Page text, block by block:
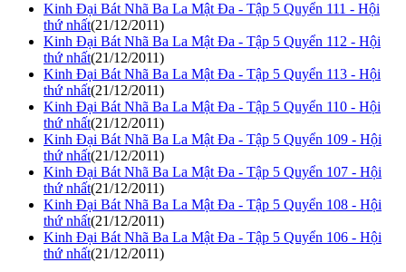
Kinh Đại Bát Nhã Ba La Mật Đa - Tập 5 Quyển 111 - Hội
thứ nhất(21/12/2011)
Kinh Đại Bát Nhã Ba La Mật Đa - Tập 5 Quyển 112 - Hội
thứ nhất(21/12/2011)
Kinh Đại Bát Nhã Ba La Mật Đa - Tập 5 Quyển 113 - Hội
thứ nhất(21/12/2011)
Kinh Đại Bát Nhã Ba La Mật Đa - Tập 5 Quyển 110 - Hội
thứ nhất(21/12/2011)
Kinh Đại Bát Nhã Ba La Mật Đa - Tập 5 Quyển 109 - Hội
thứ nhất(21/12/2011)
Kinh Đại Bát Nhã Ba La Mật Đa - Tập 5 Quyển 107 - Hội
thứ nhất(21/12/2011)
Kinh Đại Bát Nhã Ba La Mật Đa - Tập 5 Quyển 108 - Hội
thứ nhất(21/12/2011)
Kinh Đại Bát Nhã Ba La Mật Đa - Tập 5 Quyển 106 - Hội
thứ nhất(21/12/2011)